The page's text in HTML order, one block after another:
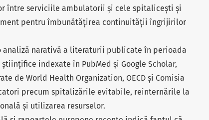
între serviciile ambulatorii și cele spitalicești și
pentru îmbunătățirea continuității îngrijirilor
o analiză narativă a literaturii publicate în perioada
indexate în PubMed și Google Scholar,
de World Health Organization, OECD și Comisia
precum spitalizările evitabile, reinternările la
și utilizarea resurselor.